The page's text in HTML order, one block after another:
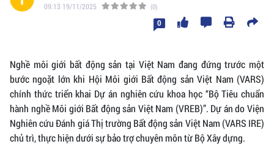
09:13 19/11/2025 (0)
0
Nghề môi giới bất động sản tại Việt Nam đang đứng trước một
bước ngoặt lớn khi Hội Môi giới Bất động sản Việt Nam (VARS)
chính thức triển khai Dự án nghiên cứu khoa học “Bộ Tiêu chuẩn
hành nghề Môi giới Bất động sản Việt Nam (VREB)”. Dự án do Viện
Nghiên cứu Đánh giá Thị trường Bất động sản Việt Nam (VARS IRE)
chủ trì, thực hiện dưới sự bảo trợ chuyên môn từ Bộ Xây dựng.